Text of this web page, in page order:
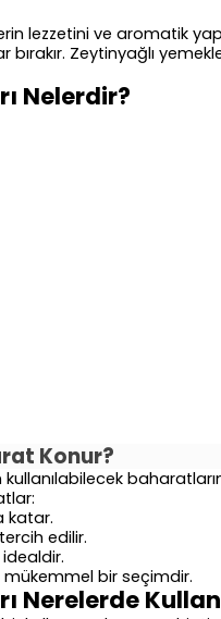
lezzetini ve aromatik
Zeytinyağlı
Nelerdir?
Konur?
kullanılabilecek
katar.
edilir.
mükemmel bir seçimdir.
Nerelerde